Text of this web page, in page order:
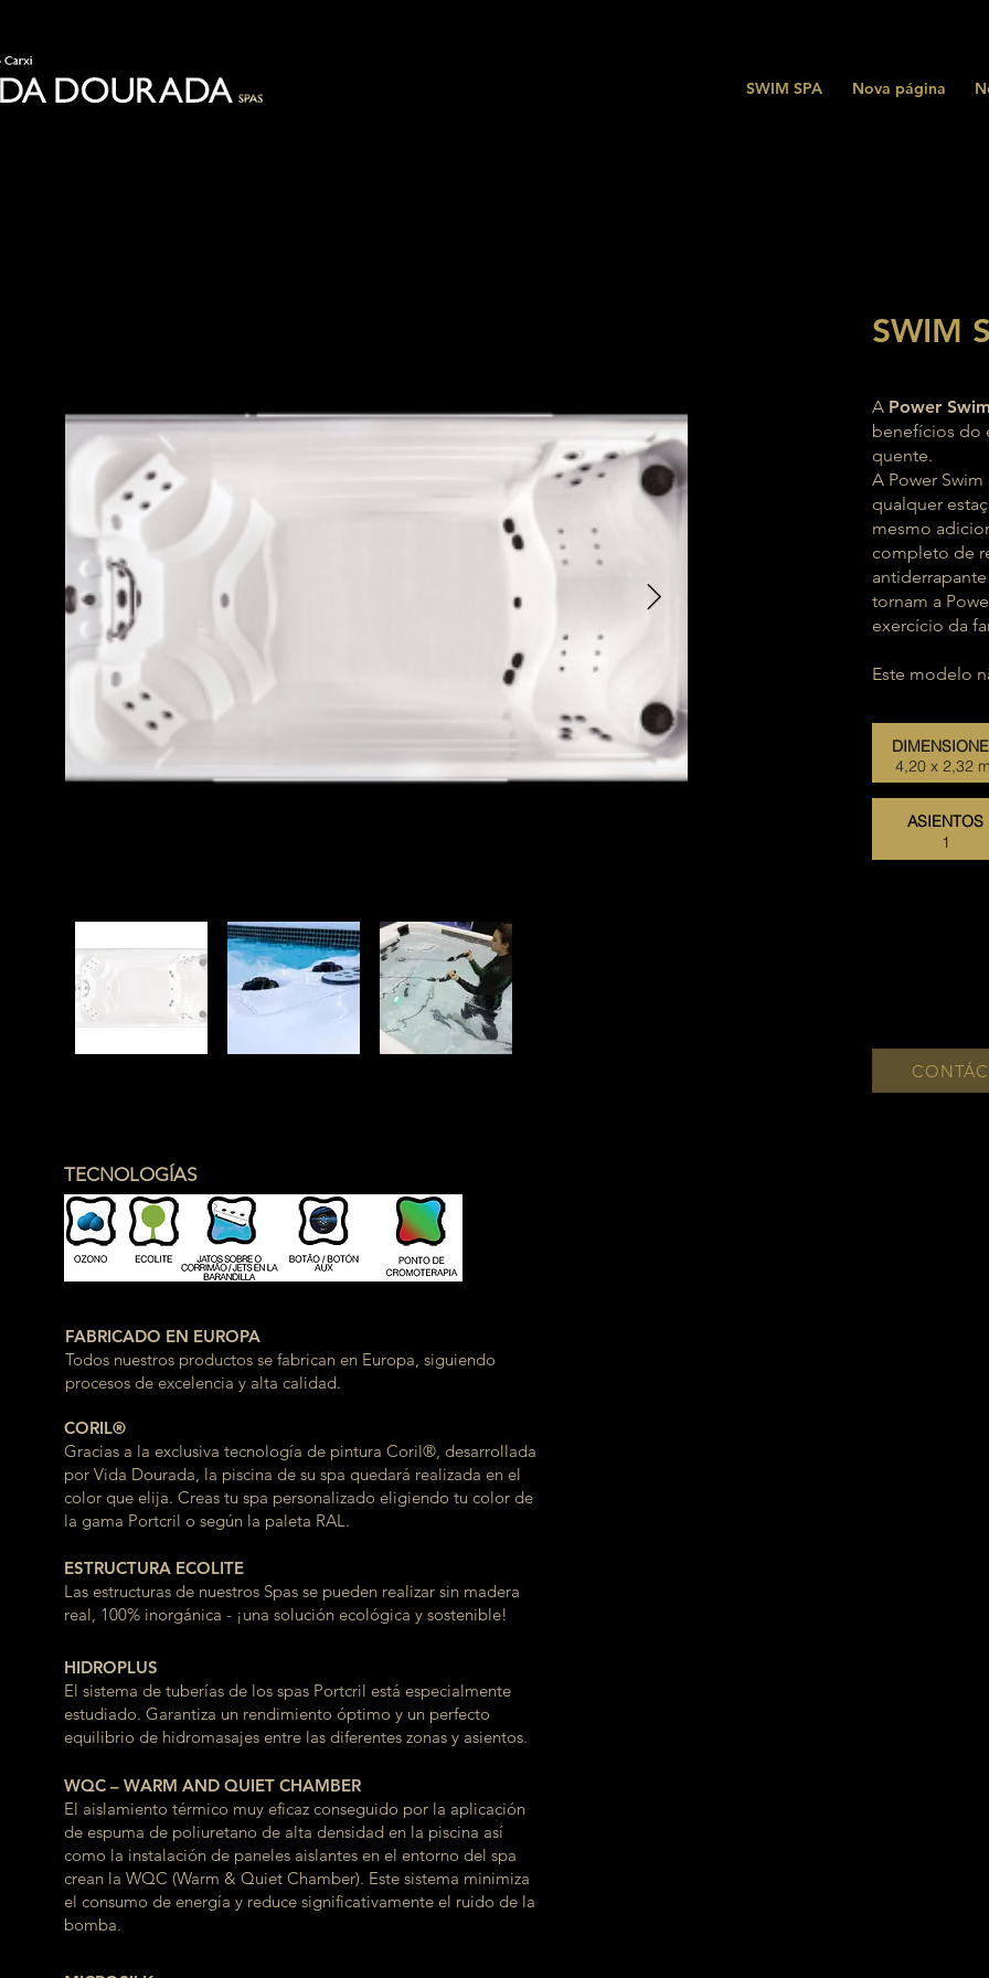
SWIM SPA Nova página
SWIM
A Power Swim
benefícios do
quente.
A Power
qualquer
mesmo
completo de
tornam a
exercício da
Este modelo
4,20 x 2,32 m
ASIENTOS
1
TECNOLOGÍAS
FABRICADO EN EUROPA
Todos nuestros productos se fabrican en Europa, siguiendo
procesos de excelencia y alta calidad.
CORIL®
Gracias a la exclusiva tecnología de pintura Coril®, desarrollada
por Vida Dourada, la piscina de su spa quedará realizada en el
color que elija. Creas tu spa personalizado eligiendo tu color de
la gama Portcril o según la paleta RAL.
ESTRUCTURA ECOLITE
Las estructuras de nuestros Spas se pueden realizar sin madera
real, 100% inorgánica - ¡una solución ecológica y sostenible!
HIDROPLUS
El sistema de tuberías de los spas Portcril está especialmente
estudiado. Garantiza un rendimiento óptimo y un perfecto
equilibrio de hidromasajes entre las diferentes zonas y asientos.
WQC – WARM AND QUIET CHAMBER
El aislamiento térmico muy eficaz conseguido por la aplicación
de espuma de poliuretano de alta densidad en la piscina así
como la instalación de paneles aislantes en el entorno del spa
crean la WQC (Warm & Quiet Chamber). Este sistema minimiza
el consumo de energía y reduce significativamente el ruido de la
bomba.